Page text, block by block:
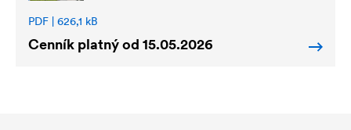
PDF | 626,1 kB
Cenník platný od 15.05.2026